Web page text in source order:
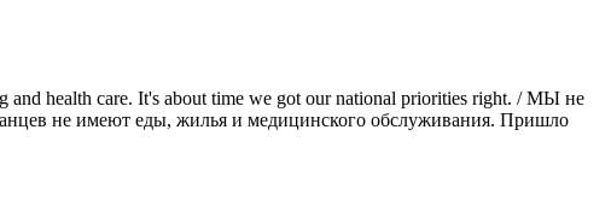
and health care. It's about time we got our national priorities right. / МЫ не
не имеют еды, жилья и медицинского обслуживания. Пришло